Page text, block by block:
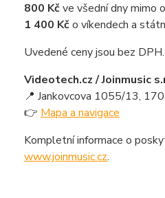
800 Kčve všední dny mimo
1 400 Kčo víkendech a
Uvedené ceny jsou bez DPH.
Videotech.cz / Joinmusic
📍 Jankovcova 1055/13,
👉 Mapa a navigace
Kompletní informace o
www.joinmusic.cz.